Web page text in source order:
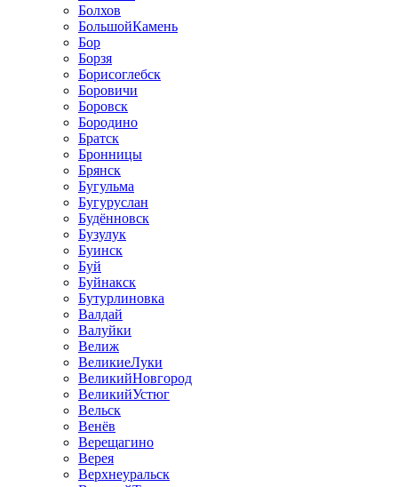
Болхов
БольшойКамень
Бор
Борзя
Борисоглебск
Боровичи
Боровск
Бородино
Братск
Бронницы
Брянск
Бугульма
Бугуруслан
Будённовск
Бузулук
Буинск
Буй
Буйнакск
Бутурлиновка
Валдай
Валуйки
Велиж
ВеликиеЛуки
ВеликийНовгород
ВеликийУстюг
Вельск
Венёв
Верещагино
Верея
Верхнеуральск